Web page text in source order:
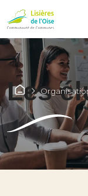
Les